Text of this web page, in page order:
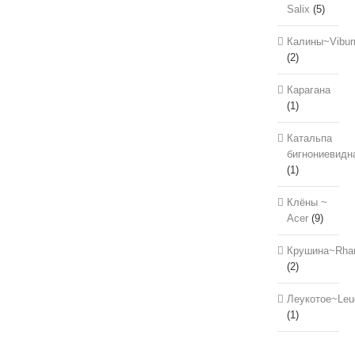
Salix (5)
(2)
Карагана
(1)
Катальпа
(1)
Клёны ~
Acer (9)
(2)
(1)